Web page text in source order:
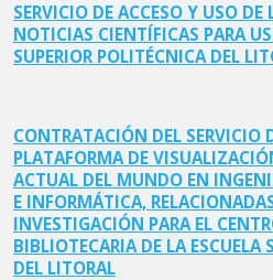
SERVICIO DE ACCESO Y USO
NOTICIAS CIENTÍFICAS PARA
SUPERIOR POLITÉCNICA DEL
CONTRATACIÓN DEL SERVICIO
PLATAFORMA DE
ACTUAL DEL MUNDO EN
E INFORMÁTICA,
INVESTIGACIÓN PARA EL
BIBLIOTECARIA DE LA ESCUELA
DEL LITORAL